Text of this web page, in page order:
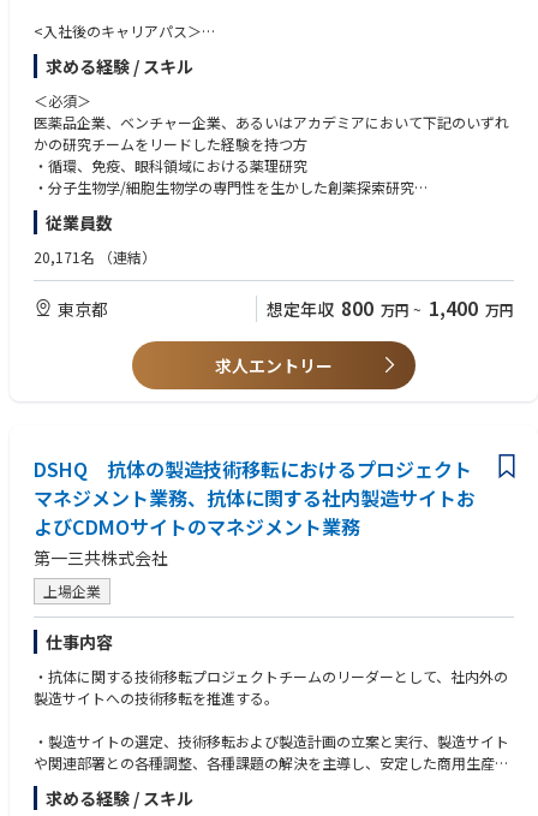
<入社後のキャリアパス＞
●スペシャルティ領域のテーマ立案・創薬研究チームリーダー
●グループ長補佐
求める経験 / スキル
＜必須＞
医薬品企業、ベンチャー企業、あるいはアカデミアにおいて下記のいずれ
かの研究チームをリードした経験を持つ方
・循環、免疫、眼科領域における薬理研究
・分子生物学/細胞生物学の専門性を生かした創薬探索研究
・データサイエンスを活用した創薬研究
・博士号取得者
・外部組織との協業を円滑に推進した経験
・国内外の外部研究者との幅広いネットワークを構築した経験
・筆頭著者の学術論文を複数有する方
・英語中級以上
従業員数
20,171名 （連結）
東京都 想定年収 800 万円 ~ 1,400 万円
求人エントリー
DSHQ 抗体の製造技術移転におけるプロジェクト
マネジメント業務、抗体に関する社内製造サイトお
よびCDMOサイトのマネジメント業務
第一三共株式会社
上場企業
仕事内容
・抗体に関する技術移転プロジェクトチームのリーダーとして、社内外の
製造サイトへの技術移転を推進する。
・製造サイトの選定、技術移転および製造計画の立案と実行、製造サイト
や関連部署との各種調整、各種課題の解決を主導し、安定した商用生産体
制を構築する。
求める経験 / スキル